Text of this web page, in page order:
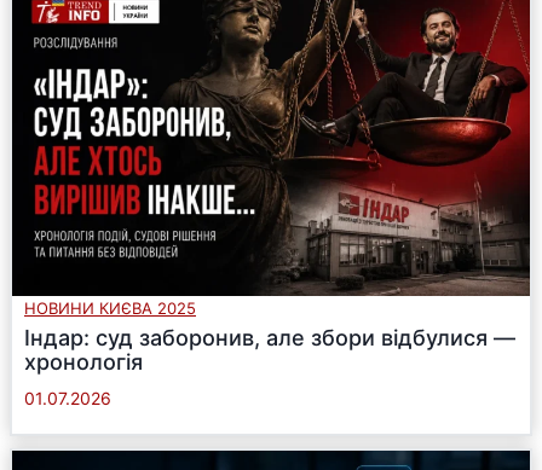
НОВИНИ КИЄВА 2025
Індар: суд заборонив, але збори відбулися —
хронологія
01.07.2026